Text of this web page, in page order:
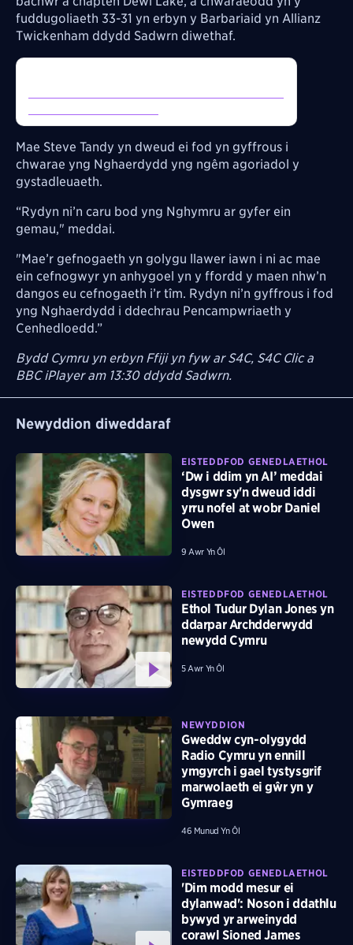
fuddugoliaeth 33-31 yn erbyn y Barbariaid yn Allianz
Twickenham ddydd Sadwrn diwethaf.
Mae Steve Tandy yn dweud ei fod yn gyffrous i
chwarae yng Nghaerdydd yng ngêm agoriadol y
gystadleuaeth.
“Rydyn ni’n caru bod yng Nghymru ar gyfer ein
gemau," meddai.
"Mae’r gefnogaeth yn golygu llawer iawn i ni ac mae
ein cefnogwyr yn anhygoel yn y ffordd y maen nhw’n
dangos eu cefnogaeth i’r tîm. Rydyn ni’n gyffrous i fod
yng Nghaerdydd i ddechrau Pencampwriaeth y
Cenhedloedd.”
Bydd Cymru yn erbyn Ffiji yn fyw ar S4C, S4C Clic a
BBC iPlayer am 13:30 ddydd Sadwrn.
Newyddion diweddaraf
EISTEDDFOD GENEDLAETHOL
‘Dw i ddim yn AI’ meddai
dysgwr sy'n dweud iddi
yrru nofel at wobr Daniel
Owen
9 Awr Yn Ôl
EISTEDDFOD GENEDLAETHOL
Ethol Tudur Dylan Jones yn
ddarpar Archdderwydd
newydd Cymru
5 Awr Yn Ôl
NEWYDDION
Gweddw cyn-olygydd
Radio Cymru yn ennill
ymgyrch i gael tystysgrif
marwolaeth ei gŵr yn y
Gymraeg
46 Munud Yn Ôl
EISTEDDFOD GENEDLAETHOL
'Dim modd mesur ei
dylanwad': Noson i ddathlu
bywyd yr arweinydd
corawl Sioned James